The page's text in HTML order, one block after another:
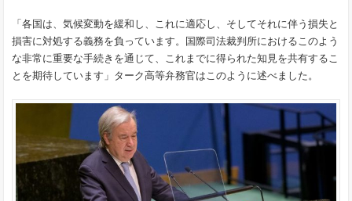
「各国は、気候変動を緩和し、これに適応し、そしてそれに伴う損失と
損害に対処する義務を負っています。
国際司法裁判所における このよう
な非常に重要な手続きを通じて、これまでに得られた知見を共有するこ
とを期待しています」ターク高等弁務官はこのように述べました。